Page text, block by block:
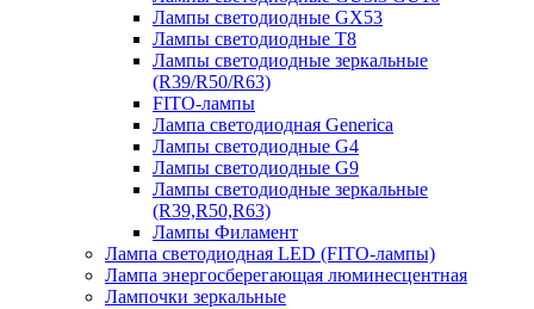
Лампы светодиодные GX53
Лампы светодиодные T8
Лампы светодиодные зеркальные
(R39/R50/R63)
FITO-лампы
Лампа светодиодная Generica
Лампы светодиодные G4
Лампы светодиодные G9
Лампы светодиодные зеркальные
(R39,R50,R63)
Лампы Филамент
Лампа светодиодная LED (FITO-лампы)
Лампа энергосберегающая люминесцентная
Лампочки зеркальные